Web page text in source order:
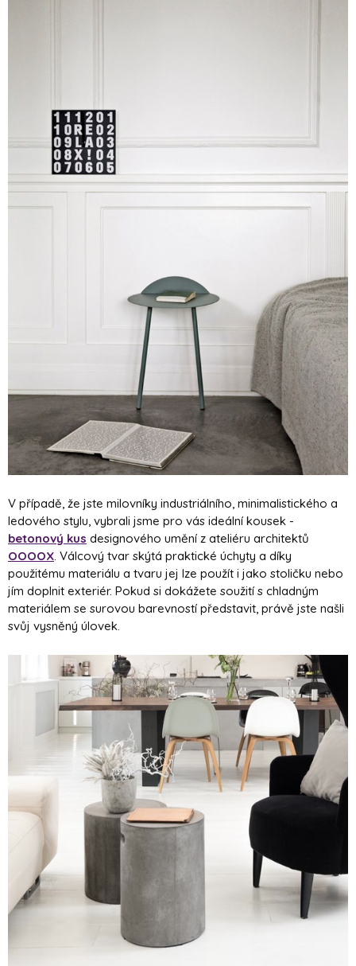
V případě, že jste milovníky industriálního, minimalistického a
ledového stylu, vybrali jsme pro vás ideální kousek -
betonový kus designového umění z ateliéru architektů
OOOOX. Válcový tvar skýtá praktické úchyty a díky
použitému materiálu a tvaru jej lze použít i jako stoličku nebo
jím doplnit exteriér. Pokud si dokážete soužití s chladným
materiálem se surovou barevností představit, právě jste našli
svůj vysněný úlovek.